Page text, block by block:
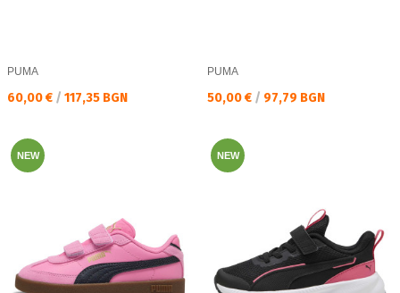
PUMA
Текуща цена:
60,00 € / 117,35 BGN
PUMA
Текуща цена:
50,00 € / 97,79 BGN
NEW NEW